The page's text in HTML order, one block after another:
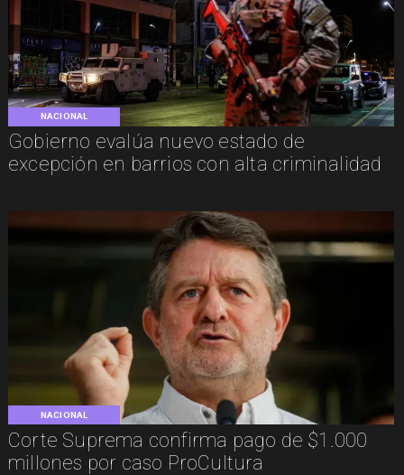
NACIONAL
Gobierno evalúa nuevo estado de
excepción en barrios con alta criminalidad
NACIONAL
Corte Suprema confirma pago de $1.000
millones por caso ProCultura